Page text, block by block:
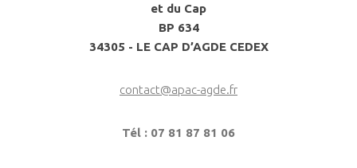
et du Cap
BP 634
34305 - LE CAP D’AGDE CEDEX
contact@apac-agde.fr
Tél : 07 81 87 81 06